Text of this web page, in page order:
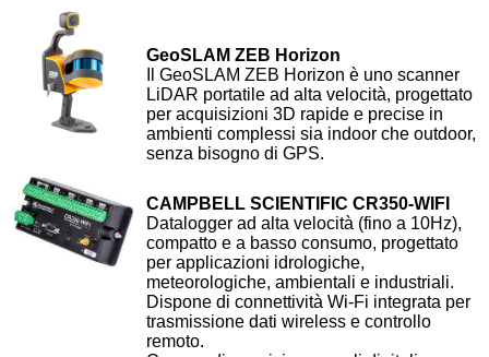
GeoSLAM ZEB Horizon
Il GeoSLAM ZEB Horizon è uno scanner
LiDAR portatile ad alta velocità, progettato
per acquisizioni 3D rapide e precise in
ambienti complessi sia indoor che outdoor,
senza bisogno di GPS.
CAMPBELL SCIENTIFIC CR350-WIFI
Datalogger ad alta velocità (fino a 10Hz),
compatto e a basso consumo, progettato
per applicazioni idrologiche,
meteorologiche, ambientali e industriali.
Dispone di connettività Wi‑Fi integrata per
trasmissione dati wireless e controllo
remoto.